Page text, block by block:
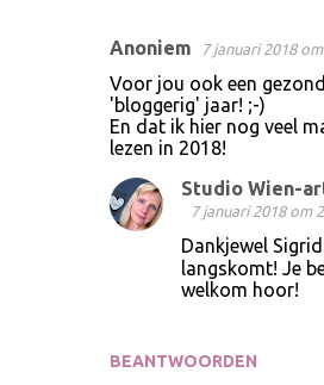
Anoniem 7 januari 2018
Voor jou ook een
'bloggerig' jaar! ;-)
En dat ik hier nog veel
lezen in 2018!
BEANTWOORDEN
Studio Wien-
7 januari 2018 om
Dankjewel
langskomt! Je
welkom hoor!